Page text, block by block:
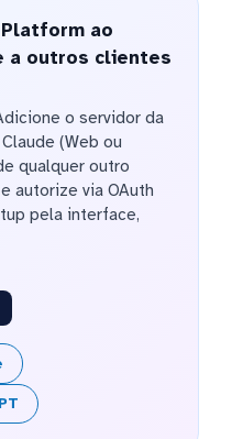
ao
a outros clientes
o servidor da
(Web ou
qualquer outro
autorize via OAuth
pela interface,